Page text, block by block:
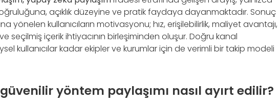
açıklık düzeyine ve pratik faydaya dayanmaktadır. Sonuç
yönelen kullanıcıların motivasyonu; hız, erişilebilirlik, maliyet avantajı,
seçilmiş içerik ihtiyacının birleşiminden oluşur. Doğru kanal
kullanıcılar kadar ekipler ve kurumlar için de verimli bir takip modeli
yöntem paylaşımı nasıl ayırt edilir?